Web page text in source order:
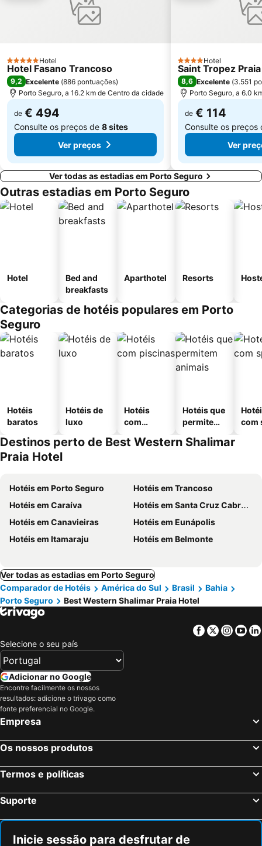
5 EstrelasHotel
Hotel Fasano Trancoso
9,2 Excelente (886 pontuações)
Porto Seguro, a 16.2 km de Centro da cidade
de € 494
Consulte os preços de 8 sites
Ver preços
4 Estrelas
Hotel
Saint Tropez
8,6 Excelente (3.551
Porto Seguro, a 6.0
de € 114
Consulte os preços
Ver
Ver todas as estadias em Porto Seguro
Outras estadias em Porto Seguro
Hotel
Bed and
breakfasts
Aparthotel Resorts
Categorias de hotéis populares em Porto
Seguro
Hotéis
baratos
Hotéis de
luxo
Hotéis
com
Hotéis que
permitem
com
Destinos perto de Best Western Shalimar
Praia Hotel
Hotéis em Porto Seguro
Hotéis em Trancoso
Hotéis em Caraíva
Hotéis em Santa Cruz Cabrália
Hotéis em Canavieiras
Hotéis em Eunápolis
Hotéis em Itamaraju
Hotéis em Belmonte
Ver todas as estadias em Porto Seguro
Comparador de Hotéis
América do Sul Brasil
Bahia
Porto Seguro
Best Western Shalimar Praia Hotel
Facebook
Twitter
Selecione o seu país
Adicionar no Google
Encontre facilmente os nossos
resultados: adicione o trivago como
fonte preferencial no Google.
Empresa
Os nossos produtos
Termos e políticas
Suporte
Inicie sessão para desfrutar de